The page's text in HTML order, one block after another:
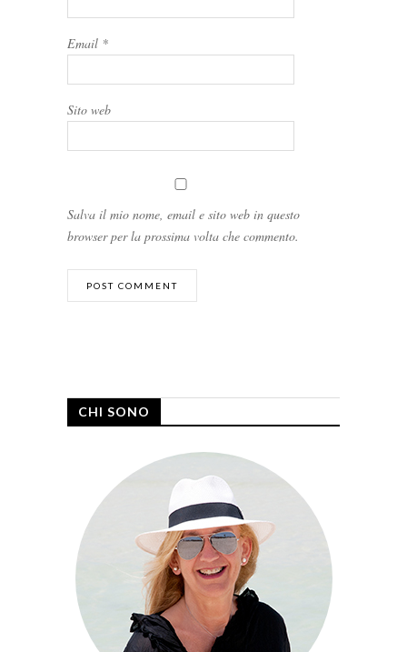
Email *
Sito web
Salva il mio nome, email e sito web in questo
browser per la prossima volta che commento.
CHI SONO